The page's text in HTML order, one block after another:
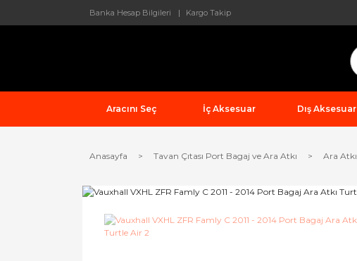
Banka Hesap Bilgileri Kargo Takip
Aracını Seç İç Aksesuar Dış Aksesuar
Anasayfa Tavan Çıtası Port Bagaj ve Ara Atkı Ara Atkı